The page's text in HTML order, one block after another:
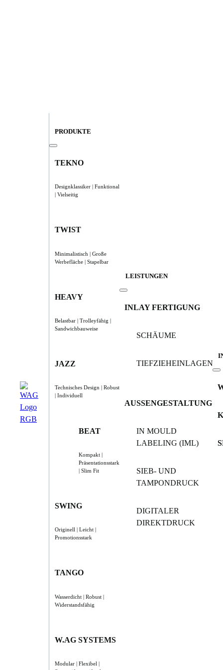
PRODUKTE
TEKNO
Designklassiker | Funktional
| Vielseitig
TWIST
Minimalistisch | Große
Werbefläche | Stapelbar
HEAVY
Belastbar | Trolleyfähig |
Sandwichbauweise
JAZZ
Technisches Design | Robust
| Individuell
BEAT
Kompakt |
Präsentationsstark
| Slim Fit
SWING
Originell | Leicht |
Promotionsstark
TANGO
Wasserdicht | Robust |
Widerstandsfähig
W.AG SYSTEMS
Modular | Flexibel |
LEISTUNGEN
INLAY FERTIGUNG
SCHÄUME
TIEFZIEHEINLAGEN
AUSSENGESTALTUNG
IN MOULD
LABELING (IML)
SIEB- UND
TAMPONDRUCK
DIGITALER
DIREKTDRUCK